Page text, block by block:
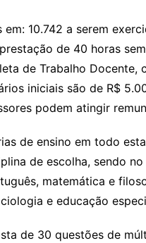
10.742 a serem
de 40 horas
de Trabalho
iniciais são de R$
podem atingir
de ensino em todo
de escolha, sendo
matemática e
e educação
de 30 questões de